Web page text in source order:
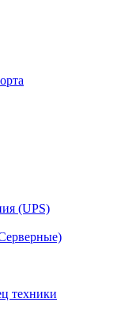
(UPS)
техники